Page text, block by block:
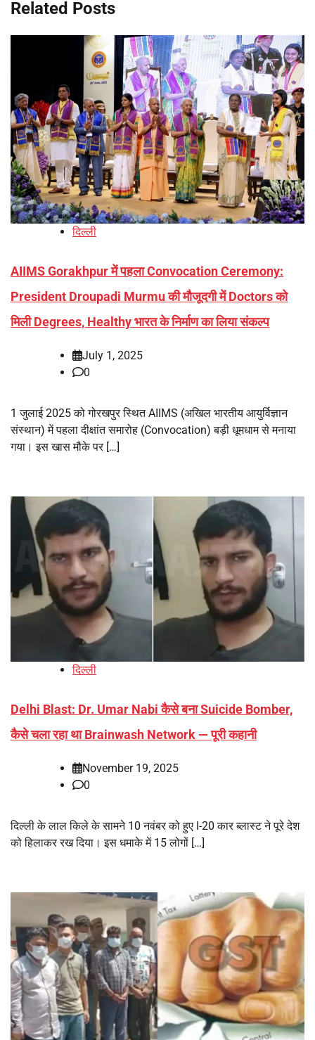
Related Posts
दिल्ली
AIIMS Gorakhpur में पहला Convocation Ceremony:
President Droupadi Murmu की मौजूदगी में Doctors को
मिली Degrees, Healthy भारत के निर्माण का लिया संकल्प
July 1, 2025
0
1 जुलाई 2025 को गोरखपुर स्थित AIIMS (अखिल भारतीय आयुर्विज्ञान
संस्थान) में पहला दीक्षांत समारोह (Convocation) बड़ी धूमधाम से मनाया
गया। इस खास मौके पर […]
दिल्ली
Delhi Blast: Dr. Umar Nabi कैसे बना Suicide Bomber,
कैसे चला रहा था Brainwash Network — पूरी कहानी
November 19, 2025
0
दिल्ली के लाल किले के सामने 10 नवंबर को हुए I-20 कार ब्लास्ट ने पूरे देश
को हिलाकर रख दिया। इस धमाके में 15 लोगों […]